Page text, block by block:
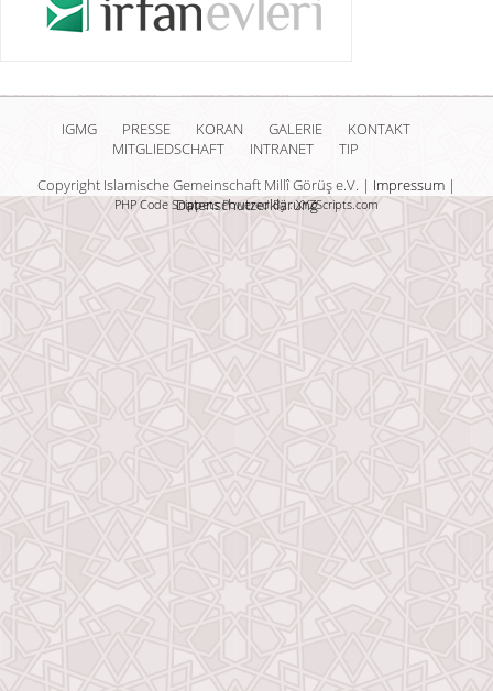
IGMG PRESSE KORAN GALERIE
KONTAKT
MITGLIEDSCHAFT
INTRANET
TIP
Copyright Islamische Gemeinschaft Millî Görüş e.V. | Impressum |
Datenschutzerklärung
PHP Code SnippetsPowered By :XYZScripts.com